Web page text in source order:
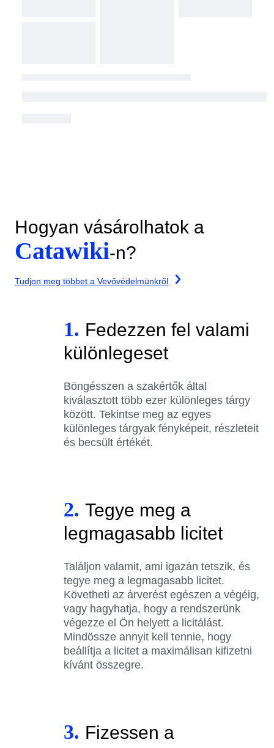
Hogyan vásárolhatok a
Catawiki-n?
Tudjon meg többet a Vevővédelmünkről
1. Fedezzen fel valami
különlegeset
Böngésszen a szakértők által
kiválasztott több ezer különleges tárgy
között. Tekintse meg az egyes
különleges tárgyak fényképeit, részleteit
és becsült értékét.
2. Tegye meg a
legmagasabb licitet
Találjon valamit, ami igazán tetszik, és
tegye meg a legmagasabb licitet.
Követheti az árverést egészen a végéig,
vagy hagyhatja, hogy a rendszerünk
végezze el Ön helyett a licitálást.
Mindössze annyit kell tennie, hogy
beállítja a licitet a maximálisan kifizetni
kívánt összegre.
3. Fizessen a